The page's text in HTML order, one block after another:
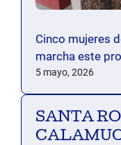
Cinco mujeres
marcha este
5 mayo, 2026
SANTA